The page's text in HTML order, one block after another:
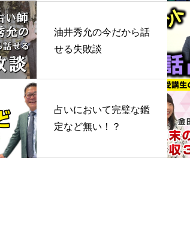
油井秀允の今だから話
せる失敗談
占いにおいて完璧な鑑
定など無い！？